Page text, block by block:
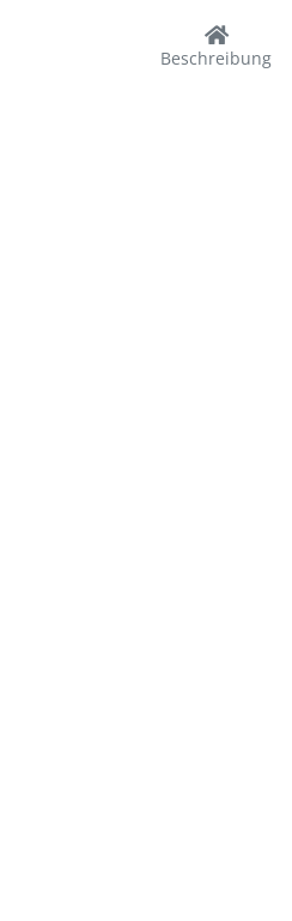
Beschreibung